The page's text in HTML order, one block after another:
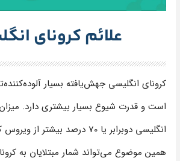
علائم کرونای
کرونای انگلیسی جهش‌یافته بسیار
است و قدرت شیوع بسیار بیشتری دارد.
انگلیسی دوبرابر یا 70 درصد
همین موضوع می‌تواند شمار مبتلایان به